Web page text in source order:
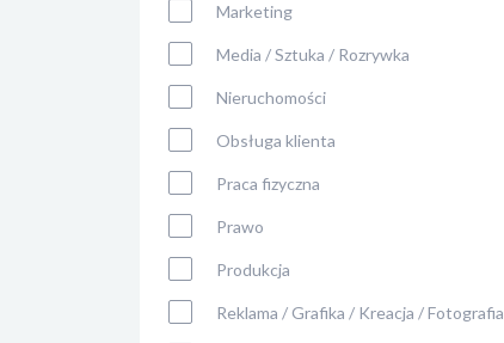
Marketing
Media / Sztuka / Rozrywka
Nieruchomości
Obsługa klienta
Praca fizyczna
Prawo
Produkcja
Reklama / Grafika / Kreacja / Fotografia